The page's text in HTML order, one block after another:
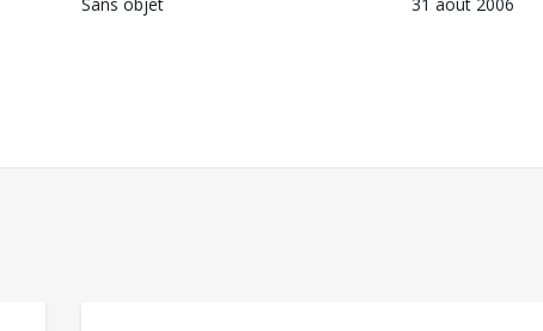
Sans objet
31 août 2006